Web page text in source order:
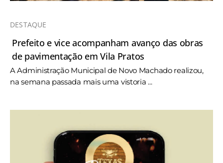
DESTAQUE
Prefeito e vice acompanham avanço das obras
de pavimentação em Vila Pratos
A Administração Municipal de Novo Machado realizou,
na semana passada mais uma vistoria ...